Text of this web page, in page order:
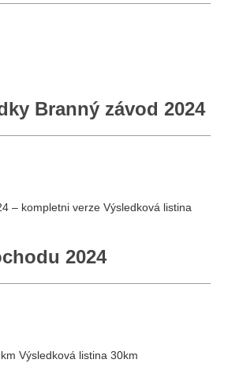
Branný závod 2024
– kompletni verze Výsledková listina
2024
Výsledková listina 30km